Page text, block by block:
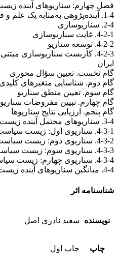
فصل چهارم: سناریوهای آینده
1-4. آینده‌پژوهی به‌مثابه یک علم و فناوری
2-4. سناریو‌سازی
4-2-1. غایت سناریوسازی
4-2-2. توسعه سناریو
4-2-3. کاربست سناریوسازی
ایران
گام نخست. تعیین سؤال محوری
گام دوم. شناسایی متغیرهای کلیدی
گام سوم. تعیین منطق سناریو
گام چهارم. تبیین مفروضات سناریو
گام پنجم. ارزیابی نتایج سناریوها
3-4. سناریوهای محتمل آینده زیست جدید سیاست در ایران
4-3-1. سناریوی اول: زیست سیاست استعمار شده
4-3-2. سناریوی دوم: زیست سیاست وابسته (غیرمستقل)
4-3-3. سناریوی سوم: زیست سیاست مستقل ضعیف
4-3-4. سناریوی چهارم: زیست سیاست مستقل قوی
4-4. میانگین سناریوهای آینده زیست جدید سیاست در ایران
شناسنامه اثر
نویسنده سعید نادری اصل
چاپ چاپ اول